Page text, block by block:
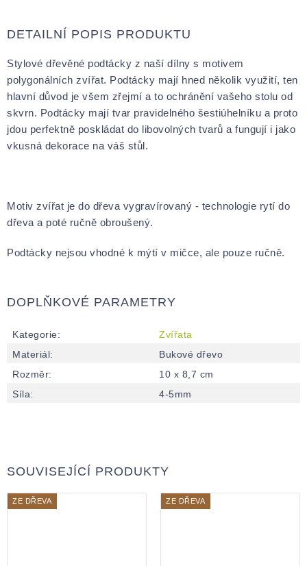
DETAILNÍ POPIS PRODUKTU
Stylové dřevěné podtácky z naší dílny s motivem
polygonálních zvířat. Podtácky mají hned několik využití, ten
hlavní důvod je všem zřejmí a to ochránění vašeho stolu od
skvrn. Podtácky mají tvar pravidelného šestiúhelníku a proto
jdou perfektně poskládat do libovolných tvarů a fungují i jako
vkusná dekorace na váš stůl.
Motiv zvířat je do dřeva vygravírovaný - technologie rytí do
dřeva a poté ručně obroušený.
Podtácky nejsou vhodné k mýtí v mičce, ale pouze ručně.
DOPLŇKOVÉ PARAMETRY
Kategorie:
Zvířata
Materiál:
Bukové dřevo
Rozměr:
10 x 8,7 cm
Síla: 4-5mm
SOUVISEJÍCÍ PRODUKTY
ZE DŘEVA ZE DŘEVA